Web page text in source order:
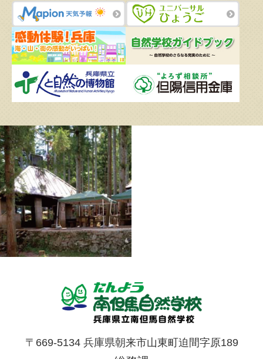
〒669-5134 兵庫県朝来市山東町迫間字原189